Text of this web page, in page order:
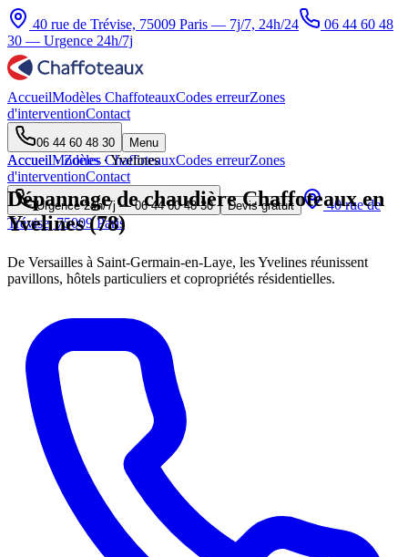
40 rue de Trévise, 75009 Paris — 7j/7, 24h/24
06 44 60 48
30 — Urgence 24h/7j
AccueilModèles ChaffoteauxCodes erreurZones
d'interventionContact
06 44 60 48 30 Menu
AccueilModèles ChaffoteauxCodes erreurZones
d'interventionContact
Urgence 24h/7j —06 44 60 48 30 Devis gratuit
40 rue de
Trévise, 75009 Paris
Accueil·Zones·Yvelines
Dépannage de chaudière Chaffoteaux en
Yvelines (78)
De Versailles à Saint-Germain-en-Laye, les Yvelines réunissent
pavillons, hôtels particuliers et copropriétés résidentielles.